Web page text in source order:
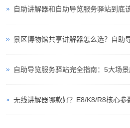
自助讲解器和自助导览服务驿站到底
自助导览服务驿站完全指南：5大场景